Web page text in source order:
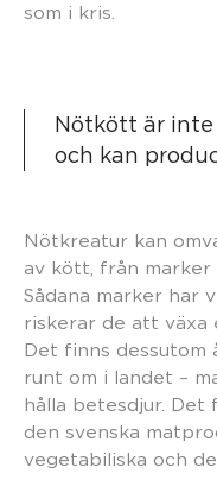
som i kris.
Nötkött är inte
och kan
Nötkreatur kan
av kött, från marker
Sådana marker har
riskerar de att växa
Det finns dessutom
runt om i landet –
hålla betesdjur.
den svenska
vegetabiliska och